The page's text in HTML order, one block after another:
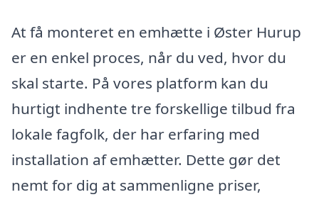
At få monteret en emhætte i Øster Hurup
er en enkel proces, når du ved, hvor du
skal starte. På vores platform kan du
hurtigt indhente tre forskellige tilbud fra
lokale fagfolk, der har erfaring med
installation af emhætter. Dette gør det
nemt for dig at sammenligne priser,